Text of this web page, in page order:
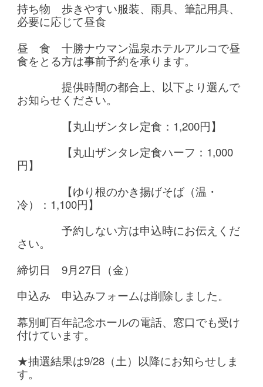
持ち物 歩きやすい服装、雨具、筆記用具、
必要に応じて昼食
昼 食 十勝ナウマン温泉ホテルアルコで昼
食をとる方は事前予約を承ります。
提供時間の都合上、以下より選んで
お知らせください。
【丸山ザンタレ定食：1,200円】
【丸山ザンタレ定食ハーフ：1,000
円】
【ゆり根のかき揚げそば（温・
冷）：1,100円】
予約しない方は申込時にお伝えくだ
さい。
締切日 9月27日（金）
申込み 申込みフォームは削除しました。
幕別町百年記念ホールの電話、窓口でも受け
付けています。
★抽選結果は9/28（土）以降にお知らせしま
す。